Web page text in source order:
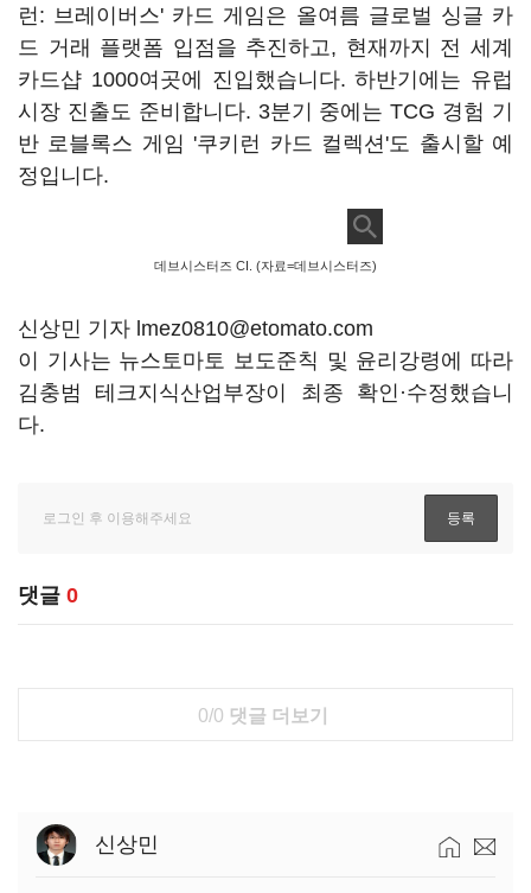
런: 브레이버스' 카드 게임은 올여름 글로벌 싱글 카
드 거래 플랫폼 입점을 추진하고, 현재까지 전 세계
카드샵 1000여곳에 진입했습니다. 하반기에는 유럽
시장 진출도 준비합니다. 3분기 중에는 TCG 경험 기
반 로블록스 게임 '쿠키런 카드 컬렉션'도 출시할 예
정입니다.
데브시스터즈 CI. (자료=데브시스터즈)
신상민 기자 lmez0810@etomato.com
이 기사는 뉴스토마토 보도준칙 및 윤리강령에 따라
김충범 테크지식산업부장이 최종 확인·수정했습니
다.
댓글 0
0/0 댓글 더보기
신상민